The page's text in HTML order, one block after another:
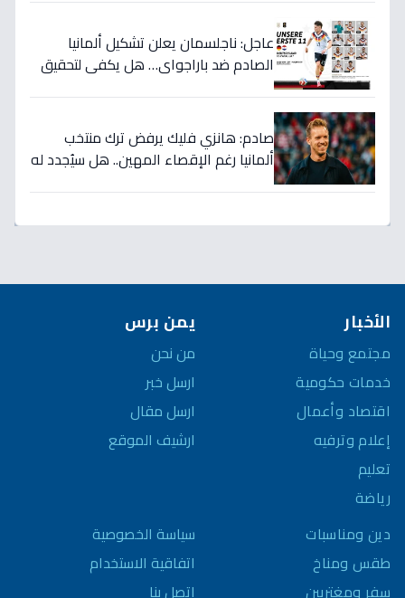
عاجل: ناجلسمان يعلن تشكيل ألمانيا
الصادم ضد باراجواي… هل يكفي لتحقيق
صادم: هانزي فليك يرفض ترك منتخب
ألمانيا رغم الإقصاء المهين.. هل سيُجدد له
الأخبار
مجتمع وحياة
خدمات حكومية
اقتصاد وأعمال
إعلام وترفيه
تعليم
رياضة
دين ومناسبات
طقس ومناخ
سفر ومغتربين
يمن برس
من نحن
ارسل خبر
ارسل مقال
ارشيف الموقع
سياسة الخصوصية
اتفاقية الاستخدام
اتصل بنا